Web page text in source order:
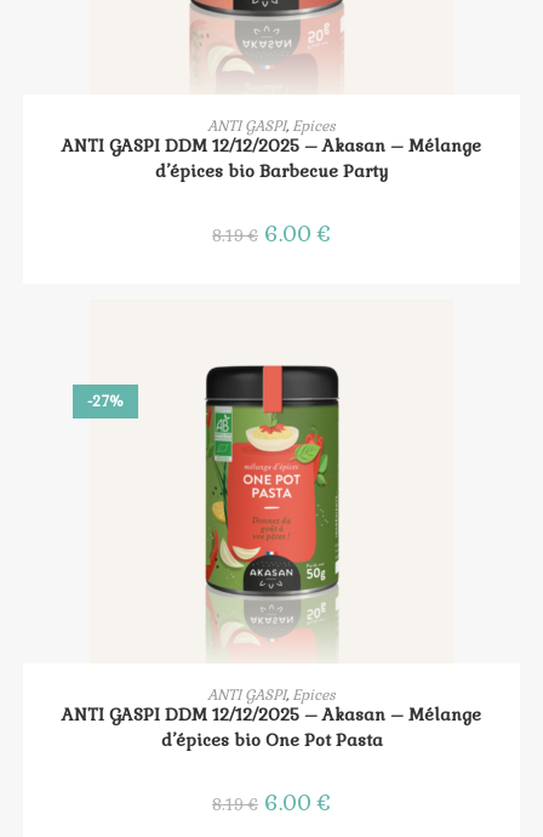
AJOUTER AU PANIER
ANTI GASPI, Epices
ANTI GASPI DDM 12/12/2025 – Akasan – Mélange
d’épices bio Barbecue Party
8.19€ Le
prix
6.00€
-27%
AJOUTER AU PANIER
ANTI GASPI, Epices
ANTI GASPI DDM 12/12/2025 – Akasan – Mélange
d’épices bio One Pot Pasta
8.19€ Le
prix
6.00€